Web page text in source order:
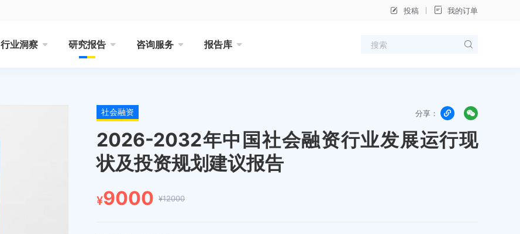
投稿 我的订单
行业洞察 研究报告 咨询服务 报告库
社会融资 分享：
2026-2032年中国社会融资行业发展运行现
状及投资规划建议报告
¥9000 ¥12000